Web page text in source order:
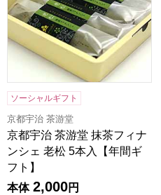
ソーシャルギフト
京都宇治 茶游堂
京都宇治 茶游堂 抹茶フィナ
ンシェ 老松 5本入【年間ギ
フト】
本体 2,000円